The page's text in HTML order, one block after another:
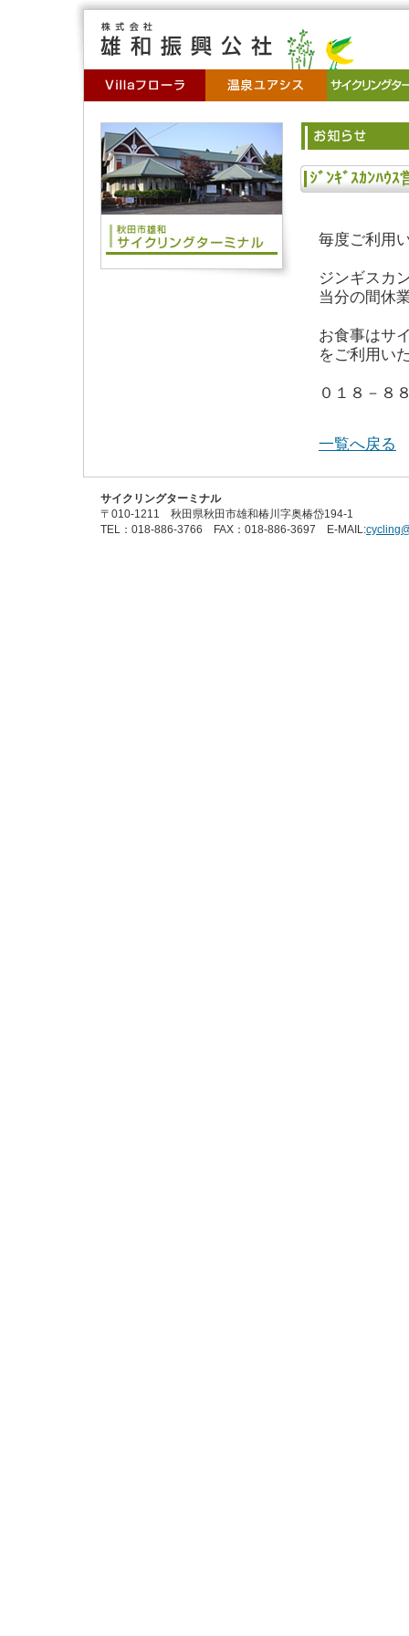
ｼﾞﾝｷﾞｽｶﾝﾊｳｽ
毎度ご利用
ジンギスカ
当分の間休
お食事はサ
をご利用い
０１８－８
一覧へ戻る
サイクリングターミナル
〒010-1211 秋田県秋田市雄和椿川字奥椿岱194-1
TEL：018-886-3766 FAX：018-886-3697 E-MAIL: